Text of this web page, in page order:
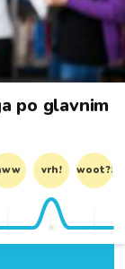
po glavnim
vrh! woot?!